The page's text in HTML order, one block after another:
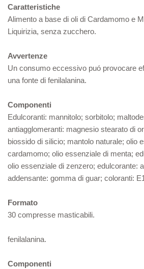
Caratteristiche
Alimento a base di oli di Cardamomo e
Liquirizia, senza zucchero.
Avvertenze
Un consumo eccessivo puó provocare
una fonte di fenilalanina.
Componenti
Edulcoranti: mannitolo; sorbitolo;
antiagglomeranti: magnesio stearato di
biossido di silicio; mantolo naturale; olio
cardamomo; olio essenziale di menta;
olio essenziale di zenzero; edulcorante:
addensante: gomma di guar; coloranti:
Formato
30 compresse masticabili.
fenilalanina.
Componenti